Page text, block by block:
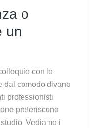
o
un
con lo
dal comodo divano
professionisti
preferiscono
Vediamo i